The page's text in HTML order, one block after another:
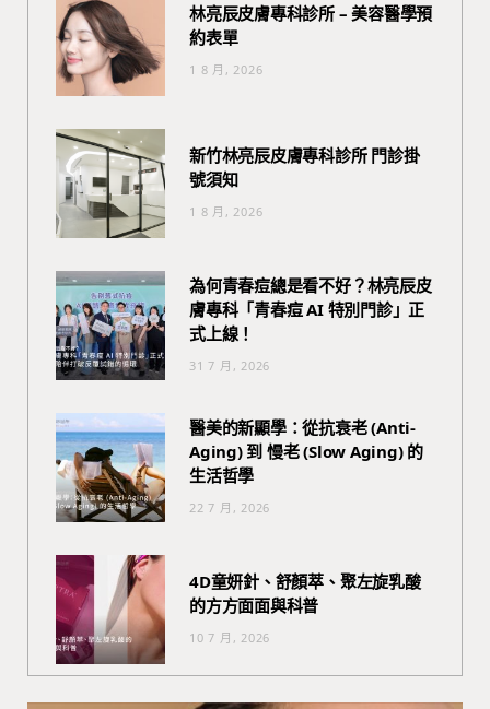
林亮辰皮膚專科診所 – 美容醫學預
約表單
1 8 月, 2026
新竹林亮辰皮膚專科診所 門診掛
號須知
1 8 月, 2026
為何青春痘總是看不好？林亮辰皮
膚專科「青春痘 AI 特別門診」正
式上線！
31 7 月, 2026
醫美的新顯學：從抗衰老 (Anti-
Aging) 到 慢老 (Slow Aging) 的
生活哲學
22 7 月, 2026
4D童妍針、舒顏萃、聚左旋乳酸
的方方面面與科普
10 7 月, 2026